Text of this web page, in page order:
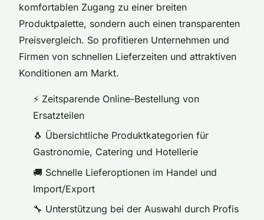
komfortablen Zugang zu einer breiten
Produktpalette, sondern auch einen transparenten
Preisvergleich. So profitieren Unternehmen und
Firmen von schnellen Lieferzeiten und attraktiven
Konditionen am Markt.
⚡ Zeitsparende Online-Bestellung von
Ersatzteilen
🐧 Übersichtliche Produktkategorien für
Gastronomie, Catering und Hotellerie
🚚 Schnelle Lieferoptionen im Handel und
Import/Export
🔧 Unterstützung bei der Auswahl durch Profis